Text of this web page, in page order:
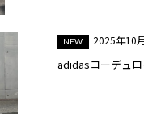
2025年10
adidasコーデュ